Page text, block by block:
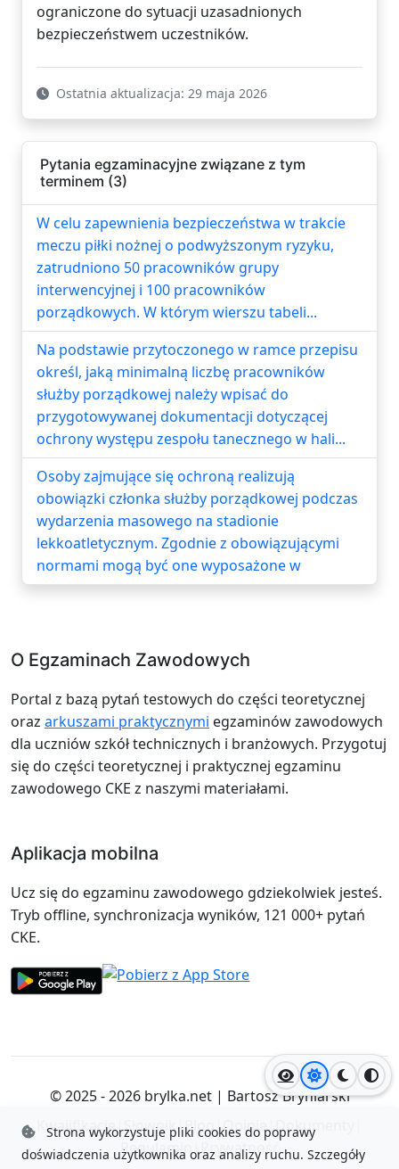
Jasny motyw
Ciemny
ograniczone do sytuacji uzasadnionych
bezpieczeństwem uczestników.
Ostatnia aktualizacja: 29 maja 2026
Pytania egzaminacyjne związane z tym
terminem (3)
W celu zapewnienia bezpieczeństwa w trakcie
meczu piłki nożnej o podwyższonym ryzyku,
zatrudniono 50 pracowników grupy
interwencyjnej i 100 pracowników
porządkowych. W którym wierszu tabeli...
Na podstawie przytoczonego w ramce przepisu
określ, jaką minimalną liczbę pracowników
służby porządkowej należy wpisać do
przygotowywanej dokumentacji dotyczącej
ochrony występu zespołu tanecznego w hali...
Osoby zajmujące się ochroną realizują
obowiązki członka służby porządkowej podczas
wydarzenia masowego na stadionie
lekkoatletycznym. Zgodnie z obowiązującymi
normami mogą być one wyposażone w
O Egzaminach Zawodowych
Portal z bazą pytań testowych do części teoretycznej
oraz arkuszami praktycznymi egzaminów zawodowych
dla uczniów szkół technicznych i branżowych. Przygotuj
się do części teoretycznej i praktycznej egzaminu
zawodowego CKE z naszymi materiałami.
Aplikacja mobilna
Ucz się do egzaminu zawodowego gdziekolwiek jesteś.
Tryb offline, synchronizacja wyników, 121 000+ pytań
CKE.
© 2025 - 2026 brylka.net| Bartosz Bryniarski
Kwalifikacje|Słownik|Blog|Opinie|Dokumenty
Regulamin|Prywatność
Strona wykorzystuje pliki cookies do poprawy
doświadczenia użytkownika oraz analizy ruchu. Szczegóły